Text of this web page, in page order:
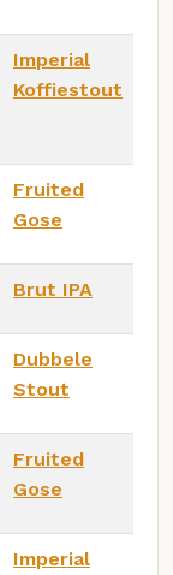
Imperial
Koffiestout
Fruited
Gose
Brut IPA
Dubbele
Stout
Fruited
Gose
Imperial